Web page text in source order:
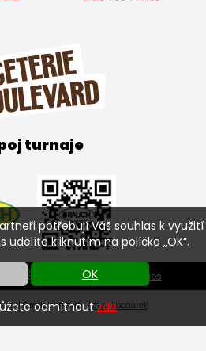
partneři potřebují Váš souhlas k využití
udělíte kliknutím na políčko „OK“.
OK
odmítnoutzde
turnaje
FBŠ 2026 | Nastavení cookies
| Grafický návrh: Pavel Kocourek